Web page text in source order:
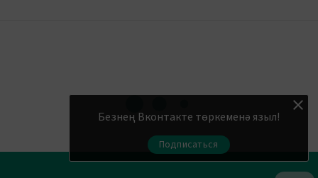
Безнең Вконтакте төркеменә языл!
Подписаться